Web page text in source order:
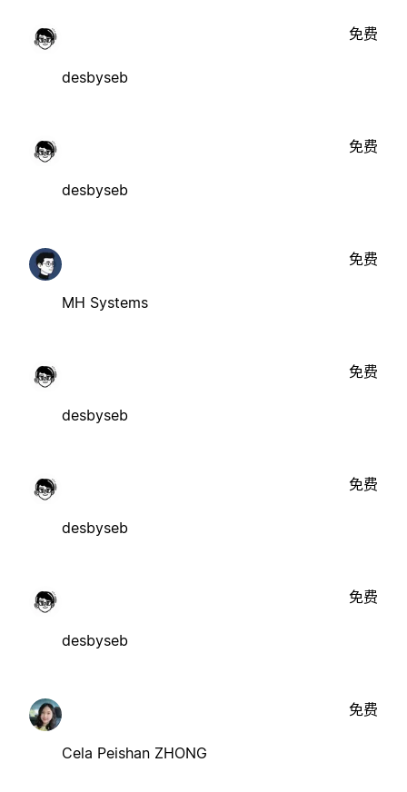
desbyseb
免费
desbyseb
免费
MH Systems
免费
desbyseb
免费
desbyseb
免费
desbyseb
免费
Cela Peishan ZHONG
免费